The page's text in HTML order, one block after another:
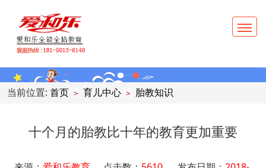
当前位置: 首页 > 育儿中心 > 胎教知识
十个月的胎教比十年的教育更加重要